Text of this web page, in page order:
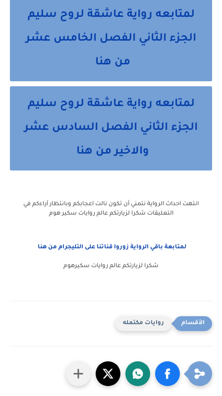
لمتابعه رواية عاشقة لروح سليم
الجزء الثاني الفصل الخامس عشر
من هنا
لمتابعه رواية عاشقة لروح سليم
الجزء الثاني الفصل السادس عشر
والاخير من هنا
انتهت احداث الرواية نتمني أن تكون نالت اعجابكم وبانتظار آراءكم في
التعليقات شكرا لزيارتكم عالم روايات سكير هوم
لمتابعة باقي الرواية زوروا قناتنا على التليجرام من هنا
شكرا لزيارتكم عالم روايات سكيرهوم
روايات مكتمله